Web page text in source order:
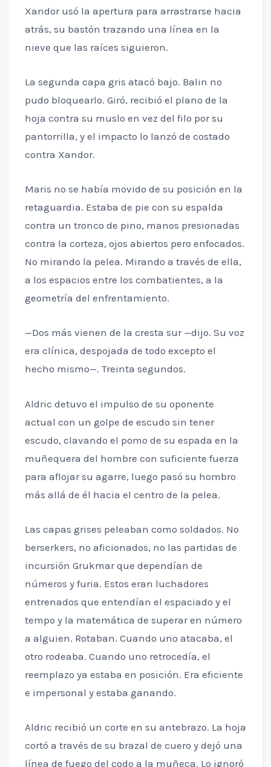
Xandor usó la apertura para arrastrarse hacia
atrás, su bastón trazando una línea en la
nieve que las raíces siguieron.
La segunda capa gris atacó bajo. Balin no
pudo bloquearlo. Giró, recibió el plano de la
hoja contra su muslo en vez del filo por su
pantorrilla, y el impacto lo lanzó de costado
contra Xandor.
Maris no se había movido de su posición en la
retaguardia. Estaba de pie con su espalda
contra un tronco de pino, manos presionadas
contra la corteza, ojos abiertos pero enfocados.
No mirando la pelea. Mirando a través de ella,
a los espacios entre los combatientes, a la
geometría del enfrentamiento.
—Dos más vienen de la cresta sur —dijo. Su voz
era clínica, despojada de todo excepto el
hecho mismo—. Treinta segundos.
Aldric detuvo el impulso de su oponente
actual con un golpe de escudo sin tener
escudo, clavando el pomo de su espada en la
muñequera del hombre con suficiente fuerza
para aflojar su agarre, luego pasó su hombro
más allá de él hacia el centro de la pelea.
Las capas grises peleaban como soldados. No
berserkers, no aficionados, no las partidas de
incursión Grukmar que dependían de
números y furia. Estos eran luchadores
entrenados que entendían el espaciado y el
tempo y la matemática de superar en número
a alguien. Rotaban. Cuando uno atacaba, el
otro rodeaba. Cuando uno retrocedía, el
reemplazo ya estaba en posición. Era eficiente
e impersonal y estaba ganando.
Aldric recibió un corte en su antebrazo. La hoja
cortó a través de su brazal de cuero y dejó una
línea de fuego del codo a la muñeca. Lo ignoró